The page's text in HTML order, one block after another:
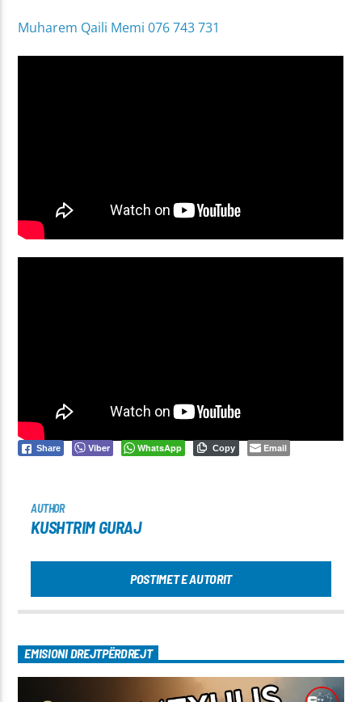
Muharem Qaili Memi 076 743 731
Share Viber WhatsApp Copy Email
AUTHOR
KUSHTRIM GURAJ
POSTIMET E AUTORIT
EMISIONI DREJTPËRDREJT